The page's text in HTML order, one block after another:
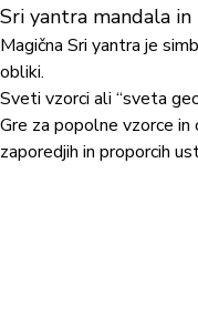
Sri yantra mandala
Magična Sri yantra je
obliki.
Sveti vzorci ali “sveta
Gre za popolne vzorce
zaporedjih in proporcih